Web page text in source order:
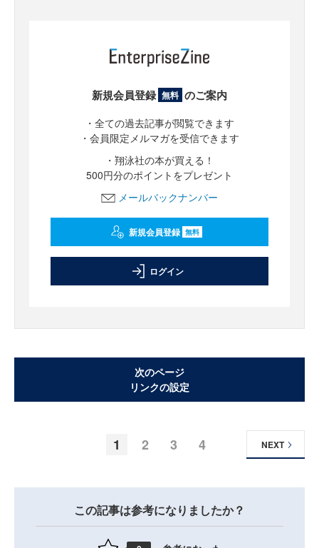
新規会員登録 無料 のご案内
・全ての過去記事が閲覧できます
・会員限定メルマガを受信できます
・翔泳社の本が買える！
500円分のポイントをプレゼント
メールバックナンバー
新規会員登録 無料
ログイン
次のページ
リンクの設定
1 2 3 4 NEXT
この記事は参考になりましたか？